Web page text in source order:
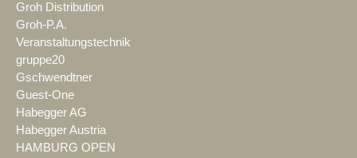
Groh Distribution
Groh-P.A.
Veranstaltungstechnik
gruppe20
Gschwendtner
Guest-One
Habegger AG
Habegger Austria
HAMBURG OPEN